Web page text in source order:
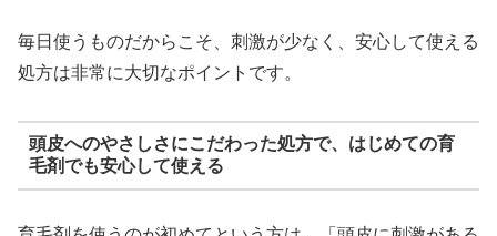
毎日使うものだからこそ、刺激が少なく、安心して使える
処方は非常に大切なポイントです。
頭皮へのやさしさにこだわった処方で、はじめての育
毛剤でも安心して使える